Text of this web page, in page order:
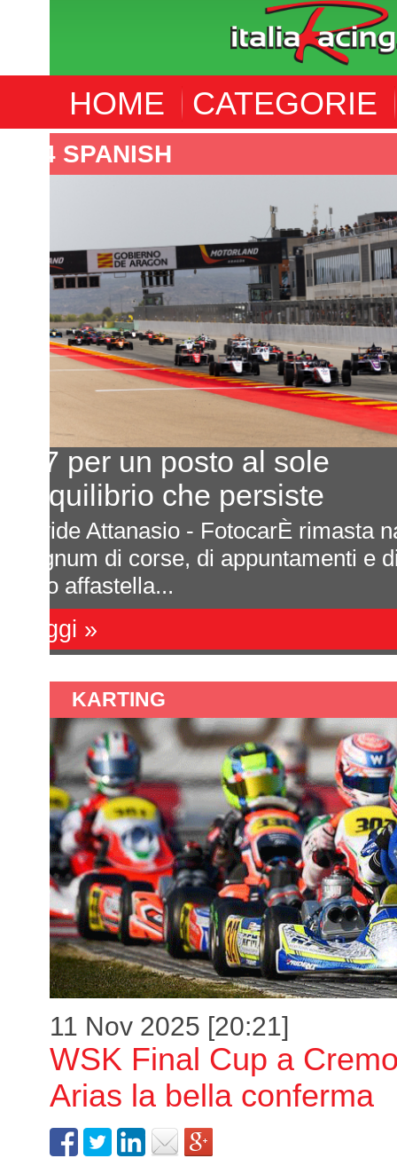
HOME CATEGORIE
F4 ITALIA
Ecco il calendario 2027
Ultima prova a Montmelò
Saranno sette appuntamenti tutti
Formula 4 italiana 2027. La ricca
una impor...
Leggi »
KARTING
11 Nov 2025 [20:21]
WSK Final Cup a
Arias la bella conferma